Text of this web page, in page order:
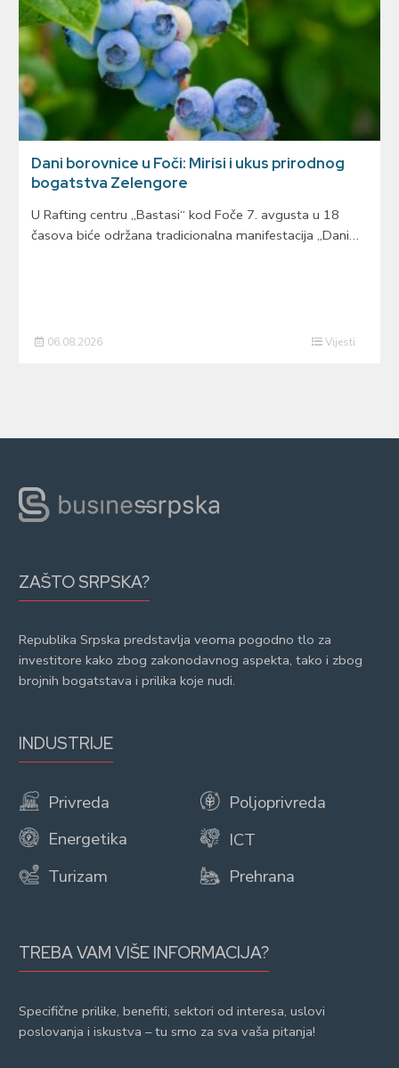
Dani borovnice u Foči: Mirisi i ukus prirodnog
bogatstva Zelengore
U Rafting centru „Bastasi“ kod Foče 7. avgusta u 18
časova biće održana tradicionalna manifestacija „Dani…
06.08.2026 Vijesti
ZAŠTO SRPSKA?
Republika Srpska predstavlja veoma pogodno tlo za
investitore kako zbog zakonodavnog aspekta, tako i zbog
brojnih bogatstava i prilika koje nudi.
INDUSTRIJE
Privreda
Energetika
Turizam
Poljoprivreda
ICT
Prehrana
TREBA VAM VIŠE INFORMACIJA?
Specifične prilike, benefiti, sektori od interesa, uslovi
poslovanja i iskustva – tu smo za sva vaša pitanja!